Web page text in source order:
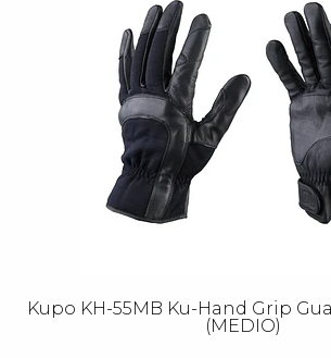
Kupo KH-55MB Ku-Hand Grip
(MEDIO)